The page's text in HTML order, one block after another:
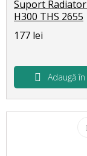
Suport
H300 THS 2655
177 lei
Adaugă